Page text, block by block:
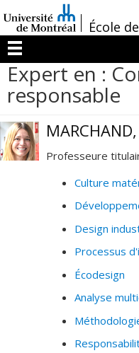
au
contenu
/École
Menu
Expert en :
responsable
Professeure
Culture
Design
Processus
Écodesign
Analyse